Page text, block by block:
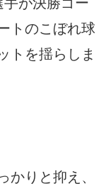
が決勝ゴー
トのこぼれ球
トを揺らしま
かりと抑え、